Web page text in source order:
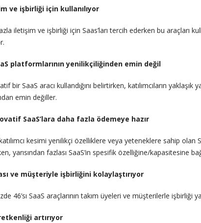
ve işbirliği için kullanılıyor
iletişim ve işbirliği için Saas’ları tercih ederken bu araçları
platformlarının yenilikçiliğinden emin değil
bir SaaS aracı kullandığını belirtirken, katılımcıların yaklaşık
emin değiller.
SaaS’lara daha fazla ödemeye hazır
katılımcı kesimi yenilikçi özelliklere veya yeteneklere sahip
yarısından fazlası SaaS’in spesifik özelliğine/kapasitesine
ve müşteriyle işbirliğini kolaylaştırıyor
46’sı SaaS araçlarının takım üyeleri ve müşterilerle işbirliği
artırıyor